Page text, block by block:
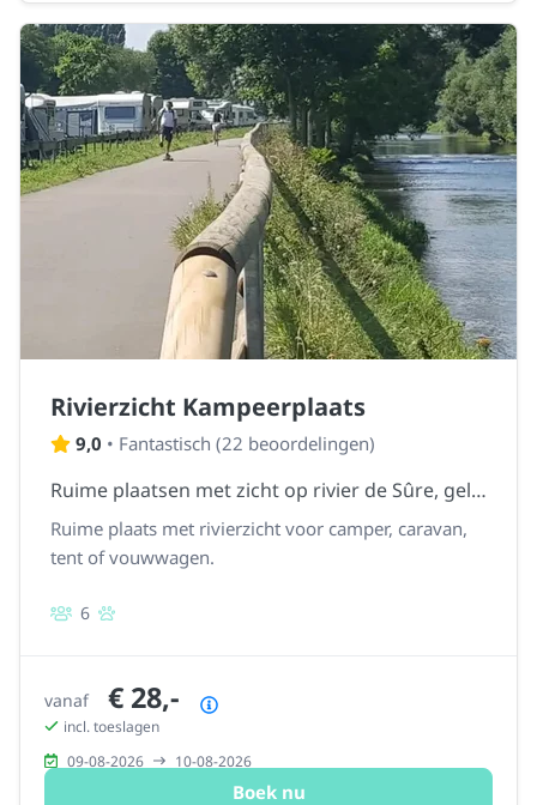
Rivierzicht Kampeerplaats
9,0 • Fantastisch (22 beoordelingen)
Ruime plaatsen met zicht op rivier de Sûre, gelegen op gras.
Ruime plaats met rivierzicht voor camper, caravan,
tent of vouwwagen.
6
vanaf € 28,-
incl. toeslagen
09-08-2026
10-08-2026
Boek nu